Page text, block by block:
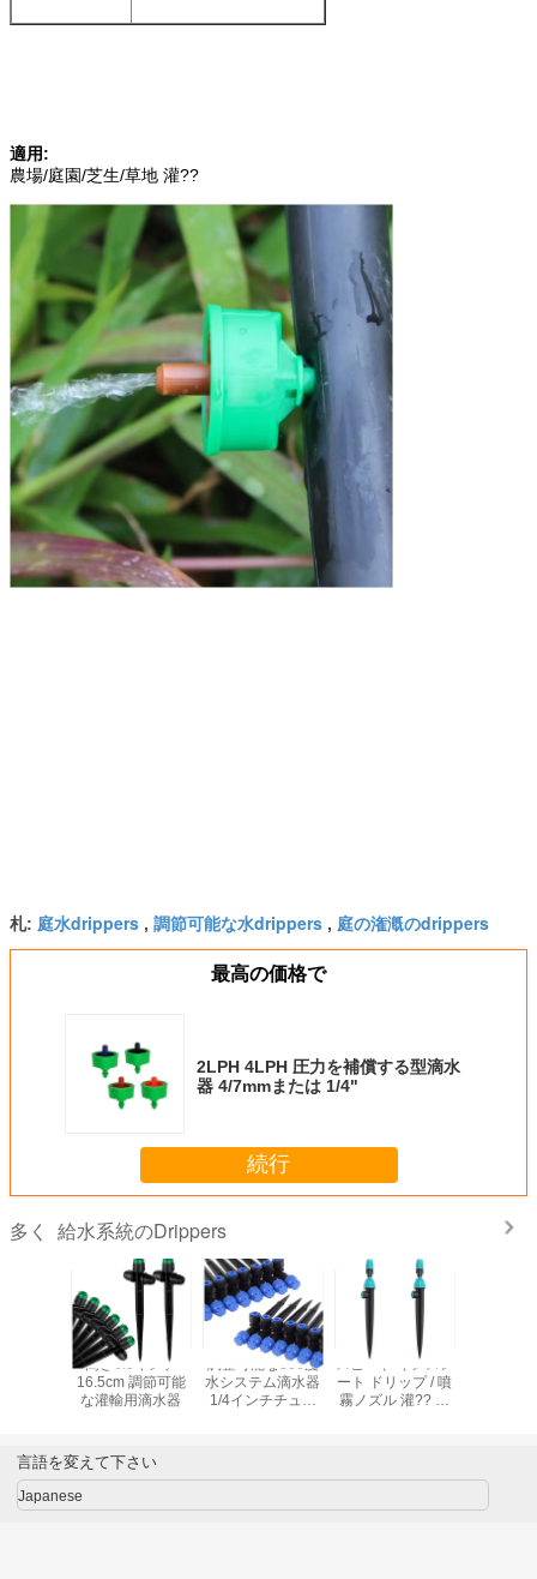
適用:
農場/庭園/芝生/草地 灌??
札: 庭水drippers , 調節可能な水drippers , 庭の潅漑のdrippers
最高の価格で
2LPH 4LPH 圧力を補償する型滴水
器 4/7mmまたは 1/4"
続行
多く 給水系統のDrippers
高さ6.5インチ
16.5cm 調節可能
な灌輸用滴水器
調整可能な360度
水システム滴水器
1/4インチチュー
スピード インスレ
ート ドリップ / 噴
霧ノズル 灌?? 庭
言語を変えて下さい
Japanese